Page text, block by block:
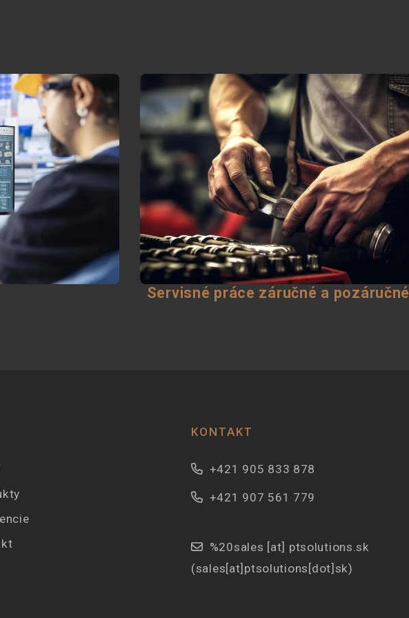
Servisné práce záručné a pozáručné
KONTAKT
+421 905 833 878
+421 907 561 779
%20sales [at] ptsolutions.sk
(sales[at]ptsolutions[dot]sk)